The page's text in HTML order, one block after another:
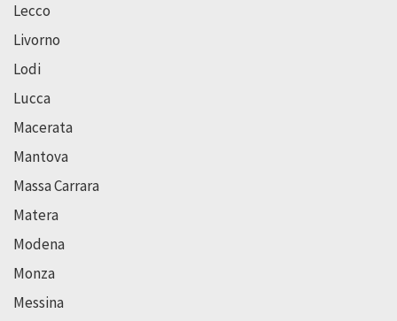
Lecco
Livorno
Lodi
Lucca
Macerata
Mantova
Massa Carrara
Matera
Modena
Monza
Messina